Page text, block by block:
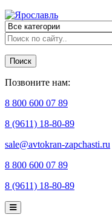
Поиск
Позвоните нам:
8 800 600 07 89
8 (9611) 18-80-89
sale@avtokran-zapchasti.ru
8 800 600 07 89
8 (9611) 18-80-89